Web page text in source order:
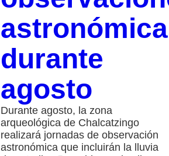
durante
agosto
Durante agosto, la zona
arqueológica de Chalcatzingo
realizará jornadas de observación
astronómica que incluirán la lluvia